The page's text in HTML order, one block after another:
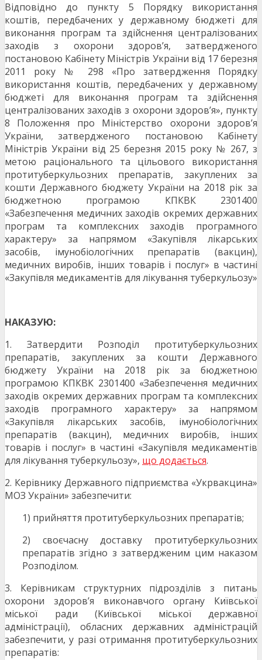
Відповідно до пункту 5 Порядку використання
коштів, передбачених у державному бюджеті для
виконання програм та здійснення централізованих
заходів з охорони здоров’я, затвердженого
постановою Кабінету Міністрів України від 17 березня
2011 року № 298 «Про затвердження Порядку
використання коштів, передбачених у державному
бюджеті для виконання програм та здійснення
централізованих заходів з охорони здоров’я», пункту
8 Положення про Міністерство охорони здоров’я
України, затвердженого постановою Кабінету
Міністрів України від 25 березня 2015 року № 267, з
метою раціонального та цільового використання
протитуберкульозних препаратів, закуплених за
кошти Державного бюджету України на 2018 рік за
бюджетною програмою КПКВК 2301400
«Забезпечення медичних заходів окремих державних
програм та комплексних заходів програмного
характеру» за напрямом «Закупівля лікарських
засобів, імунобіологічних препаратів (вакцин),
медичних виробів, інших товарів і послуг» в частині
«Закупівля медикаментів для лікування туберкульозу»
НАКАЗУЮ:
1. Затвердити Розподіл протитуберкульозних
препаратів, закуплених за кошти Державного
бюджету України на 2018 рік за бюджетною
програмою КПКВК 2301400 «Забезпечення медичних
заходів окремих державних програм та комплексних
заходів програмного характеру» за напрямом
«Закупівля лікарських засобів, імунобіологічних
препаратів (вакцин), медичних виробів, інших
товарів і послуг» в частині «Закупівля медикаментів
для лікування туберкульозу», що додається.
2. Керівнику Державного підприємства «Укрвакцина»
МОЗ України» забезпечити:
1) прийняття протитуберкульозних препаратів;
2) своєчасну доставку протитуберкульозних
препаратів згідно з затвердженим цим наказом
Розподілом.
3. Керівникам структурних підрозділів з питань
охорони здоров’я виконавчого органу Київської
міської ради (Київської міської державної
адміністрації), обласних державних адміністрацій
забезпечити, у разі отримання протитуберкульозних
препаратів: